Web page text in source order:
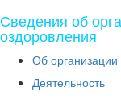
Сведения об
оздоровления
Об
Деятельность